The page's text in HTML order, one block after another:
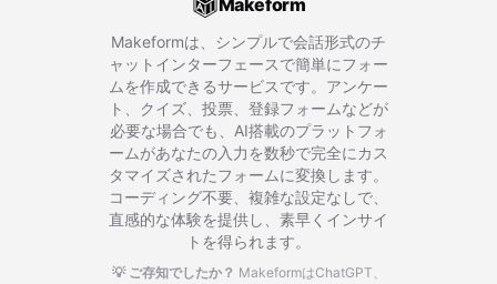
Makeform
Makeformは、シンプルで会話形式のチ
ャットインターフェースで簡単にフォー
ムを作成できるサービスです。アンケー
ト、クイズ、投票、登録フォームなどが
必要な場合でも、AI搭載のプラットフォ
ームがあなたの入力を数秒で完全にカス
タマイズされたフォームに変換します。
コーディング不要、複雑な設定なしで、
直感的な体験を提供し、素早くインサイ
トを得られます。
💡 ご存知でしたか？ MakeformはChatGPT、